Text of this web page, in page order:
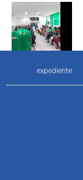
expediente